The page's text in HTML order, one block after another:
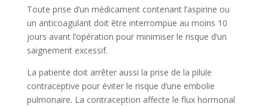
Toute prise d’un médicament contenant l’aspirine ou
un anticoagulant doit être interrompue au moins 10
jours avant l’opération pour minimiser le risque d’un
saignement excessif.
La patiente doit arrêter aussi la prise de la pilule
contraceptive pour éviter le risque d’une embolie
pulmonaire. La contraception affecte le flux hormonal